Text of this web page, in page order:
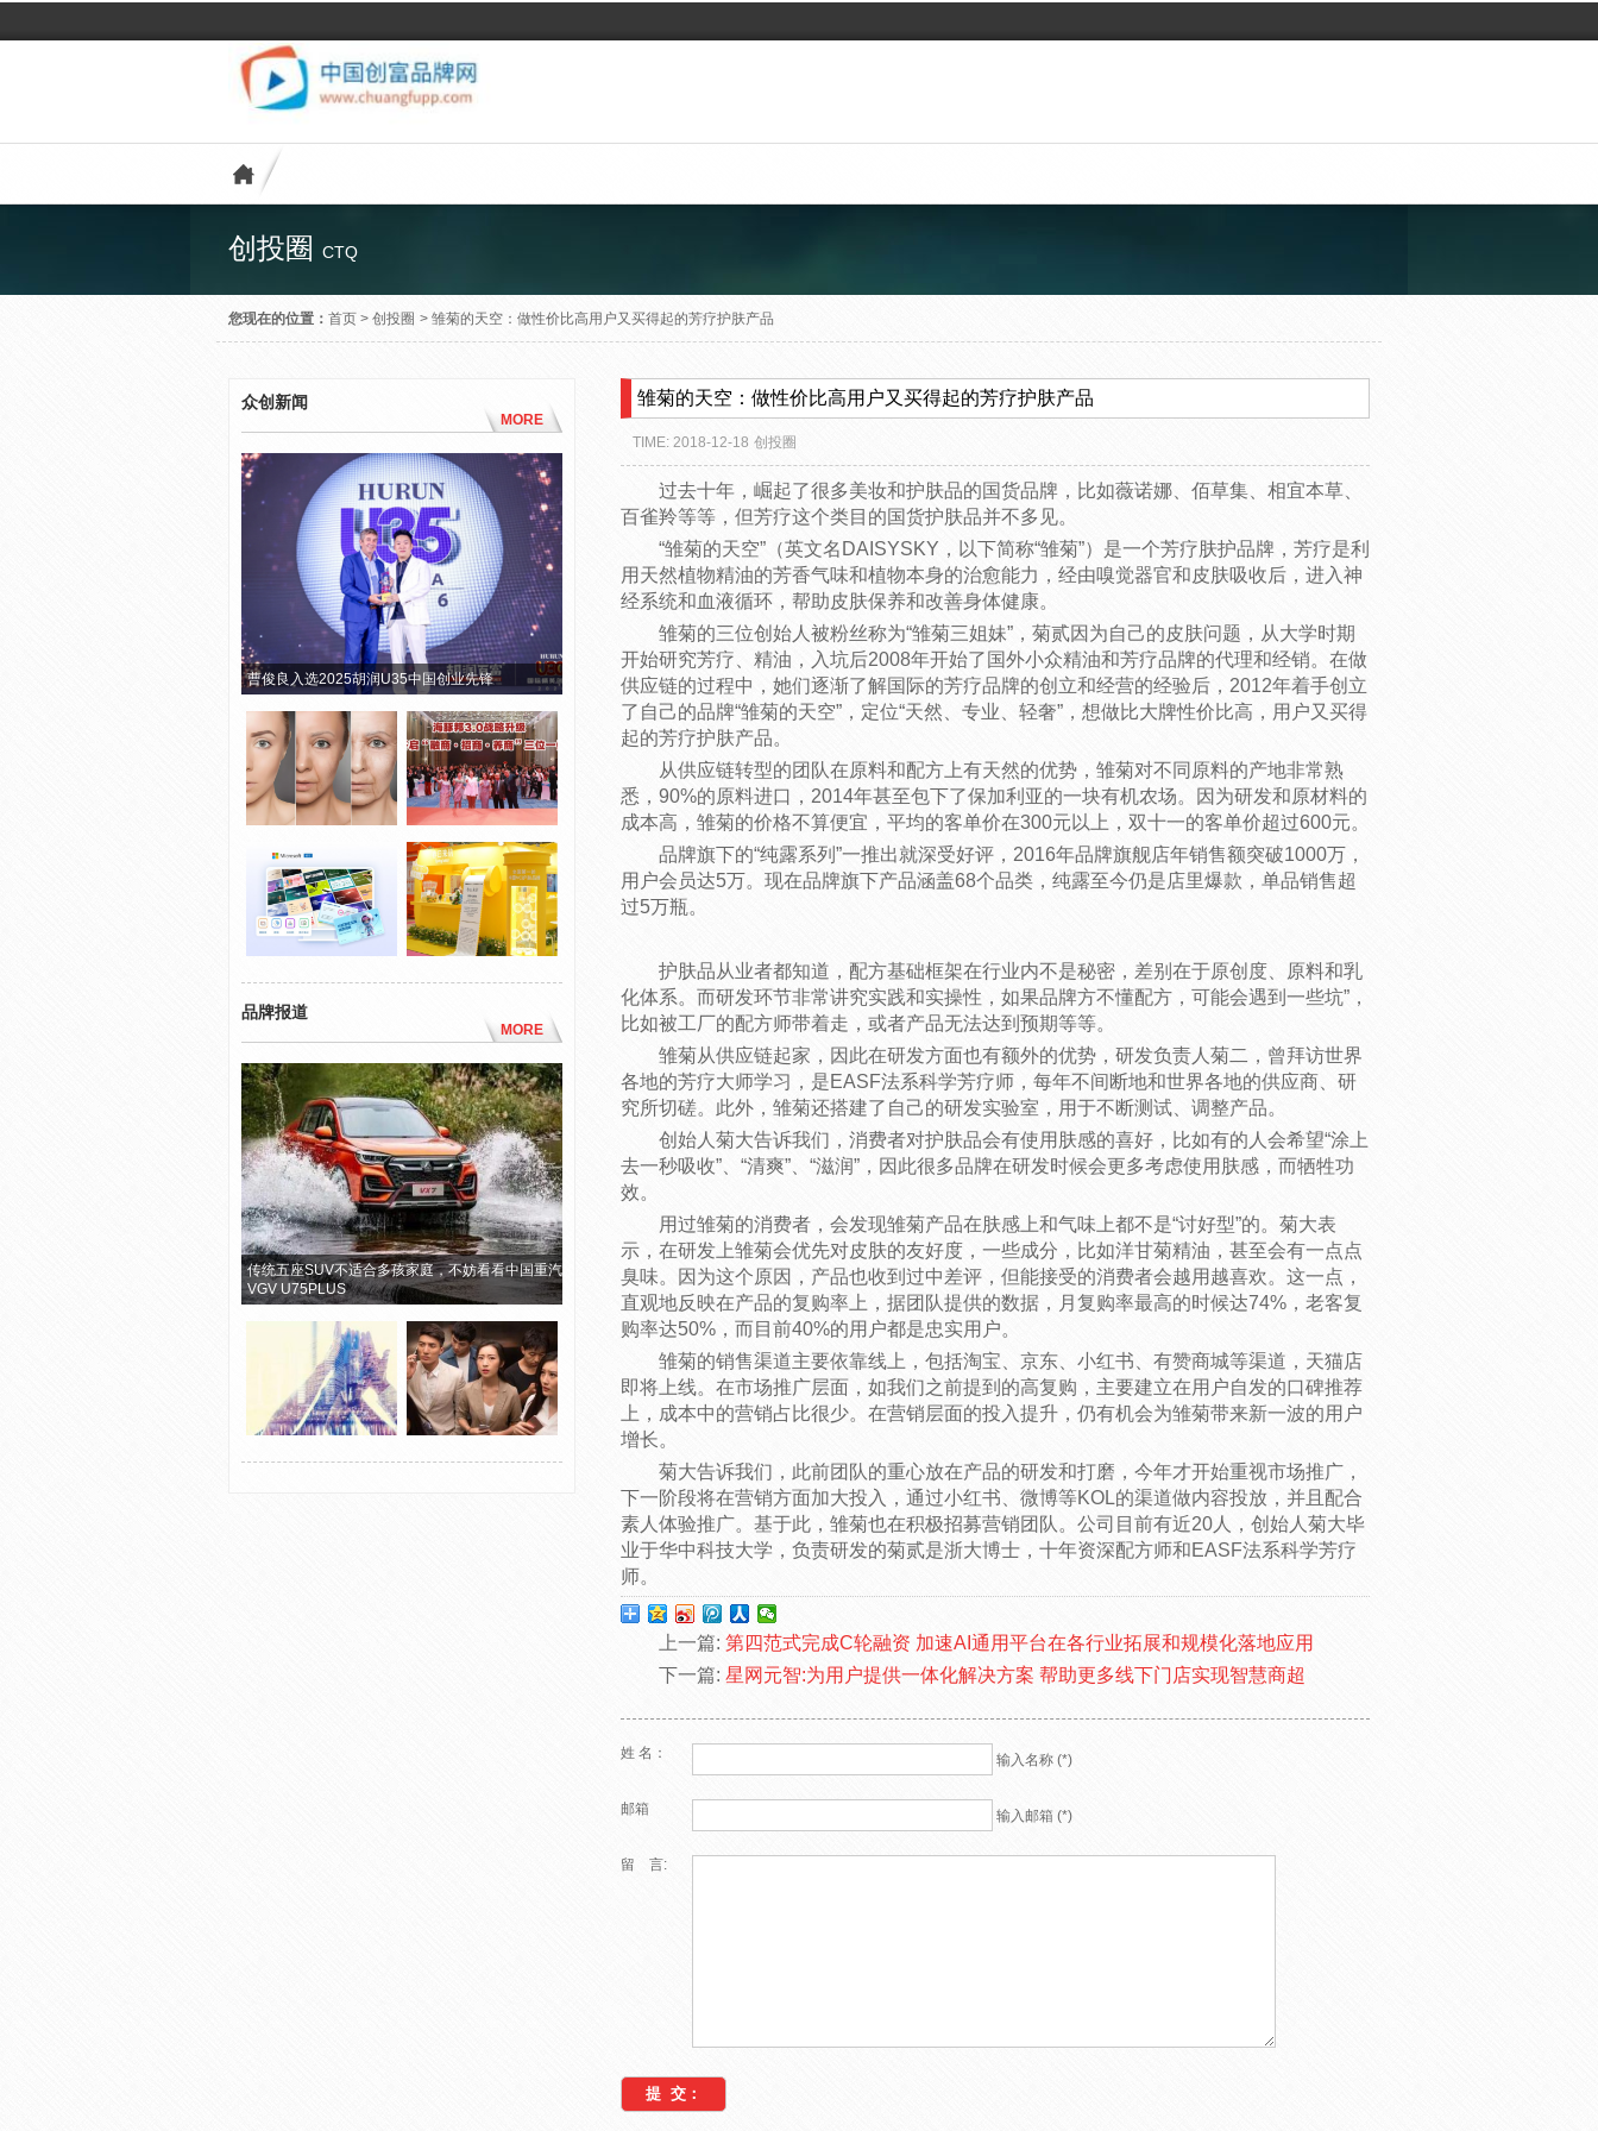
创投圈 CTQ
您现在的位置： 首页 > 创投圈 > 雏菊的天空：做性价比高用户又买得起的芳疗护肤产品
众创新闻
MORE
曹俊良入选2025胡润U35中国创业先锋
品牌报道
MORE
传统五座SUV不适合多孩家庭，不妨看看中国重汽
VGV U75PLUS
雏菊的天空：做性价比高用户又买得起的芳疗护肤产品
TIME: 2018-12-18 创投圈
过去十年，崛起了很多美妆和护肤品的国货品牌，比如薇诺娜、佰草集、相宜本草、
百雀羚等等，但芳疗这个类目的国货护肤品并不多见。
“雏菊的天空”（英文名DAISYSKY，以下简称“雏菊”）是一个芳疗肤护品牌，芳疗是利
用天然植物精油的芳香气味和植物本身的治愈能力，经由嗅觉器官和皮肤吸收后，进入神
经系统和血液循环，帮助皮肤保养和改善身体健康。
雏菊的三位创始人被粉丝称为“雏菊三姐妹”，菊贰因为自己的皮肤问题，从大学时期
开始研究芳疗、精油，入坑后2008年开始了国外小众精油和芳疗品牌的代理和经销。在做
供应链的过程中，她们逐渐了解国际的芳疗品牌的创立和经营的经验后，2012年着手创立
了自己的品牌“雏菊的天空”，定位“天然、专业、轻奢”，想做比大牌性价比高，用户又买得
起的芳疗护肤产品。
从供应链转型的团队在原料和配方上有天然的优势，雏菊对不同原料的产地非常熟
悉，90%的原料进口，2014年甚至包下了保加利亚的一块有机农场。因为研发和原材料的
成本高，雏菊的价格不算便宜，平均的客单价在300元以上，双十一的客单价超过600元。
品牌旗下的“纯露系列”一推出就深受好评，2016年品牌旗舰店年销售额突破1000万，
用户会员达5万。现在品牌旗下产品涵盖68个品类，纯露至今仍是店里爆款，单品销售超
过5万瓶。
护肤品从业者都知道，配方基础框架在行业内不是秘密，差别在于原创度、原料和乳
化体系。而研发环节非常讲究实践和实操性，如果品牌方不懂配方，可能会遇到一些坑”，
比如被工厂的配方师带着走，或者产品无法达到预期等等。
雏菊从供应链起家，因此在研发方面也有额外的优势，研发负责人菊二，曾拜访世界
各地的芳疗大师学习，是EASF法系科学芳疗师，每年不间断地和世界各地的供应商、研
究所切磋。此外，雏菊还搭建了自己的研发实验室，用于不断测试、调整产品。
创始人菊大告诉我们，消费者对护肤品会有使用肤感的喜好，比如有的人会希望“涂上
去一秒吸收”、“清爽”、“滋润”，因此很多品牌在研发时候会更多考虑使用肤感，而牺牲功
效。
用过雏菊的消费者，会发现雏菊产品在肤感上和气味上都不是“讨好型”的。菊大表
示，在研发上雏菊会优先对皮肤的友好度，一些成分，比如洋甘菊精油，甚至会有一点点
臭味。因为这个原因，产品也收到过中差评，但能接受的消费者会越用越喜欢。这一点，
直观地反映在产品的复购率上，据团队提供的数据，月复购率最高的时候达74%，老客复
购率达50%，而目前40%的用户都是忠实用户。
雏菊的销售渠道主要依靠线上，包括淘宝、京东、小红书、有赞商城等渠道，天猫店
即将上线。在市场推广层面，如我们之前提到的高复购，主要建立在用户自发的口碑推荐
上，成本中的营销占比很少。在营销层面的投入提升，仍有机会为雏菊带来新一波的用户
增长。
菊大告诉我们，此前团队的重心放在产品的研发和打磨，今年才开始重视市场推广，
下一阶段将在营销方面加大投入，通过小红书、微博等KOL的渠道做内容投放，并且配合
素人体验推广。基于此，雏菊也在积极招募营销团队。公司目前有近20人，创始人菊大毕
业于华中科技大学，负责研发的菊贰是浙大博士，十年资深配方师和EASF法系科学芳疗
师。
上一篇: 第四范式完成C轮融资 加速AI通用平台在各行业拓展和规模化落地应用
下一篇: 星网元智:为用户提供一体化解决方案 帮助更多线下门店实现智慧商超
姓 名： 输入名称 (*)
邮箱 输入邮箱 (*)
留 言: